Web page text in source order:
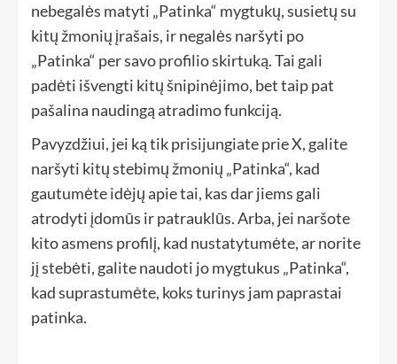
nebegalės matyti „Patinka“ mygtukų, susietų su
kitų žmonių įrašais, ir negalės naršyti po
„Patinka“ per savo profilio skirtuką. Tai gali
padėti išvengti kitų šnipinėjimo, bet taip pat
pašalina naudingą atradimo funkciją.
Pavyzdžiui, jei ką tik prisijungiate prie X, galite
naršyti kitų stebimų žmonių „Patinka“, kad
gautumėte idėjų apie tai, kas dar jiems gali
atrodyti įdomūs ir patrauklūs. Arba, jei naršote
kito asmens profilį, kad nustatytumėte, ar norite
jį stebėti, galite naudoti jo mygtukus „Patinka“,
kad suprastumėte, koks turinys jam paprastai
patinka.